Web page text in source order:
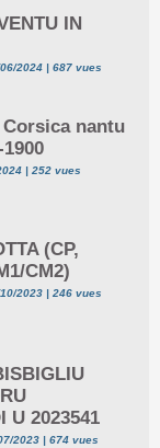
IN
2024 | 687 vues
nantu
| 252 vues
(CP,
CM2)
2023 | 246 vues
U 2023541
2023 | 674 vues